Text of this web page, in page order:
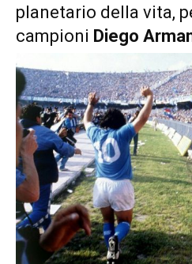
planetario della vita,
campioni Diego